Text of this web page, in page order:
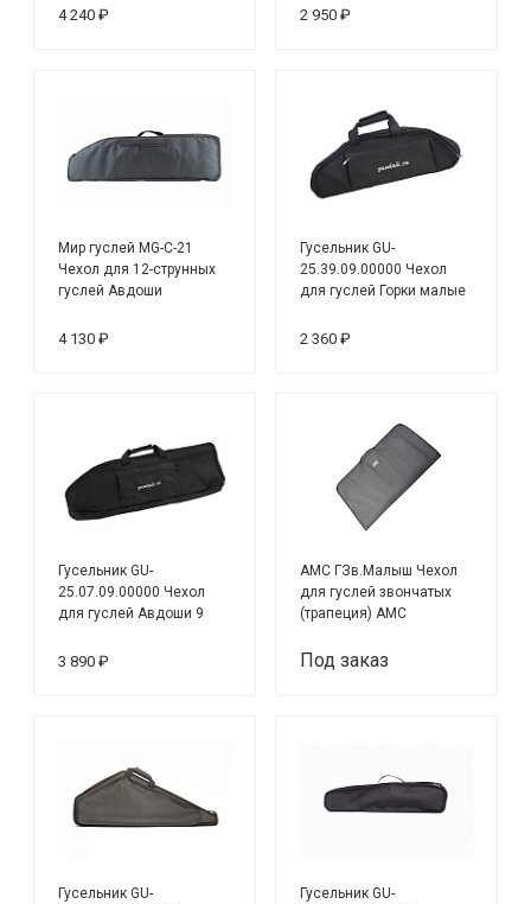
4 240 ₽ Канклес
2 950 ₽
Мир гуслей MG-C-21
Чехол для 12-струнных
гуслей Авдоши
4 130 ₽
Гусельник GU-
25.39.09.00000 Чехол
для гуслей Горки малые
2 360 ₽
Гусельник GU-
25.07.09.00000 Чехол
для гуслей Авдоши 9
3 890 ₽
AMC ГЗв.Малыш Чехол
для гуслей звончатых
(трапеция) АМС
Под заказ
Гусельник GU-
Гусельник GU-